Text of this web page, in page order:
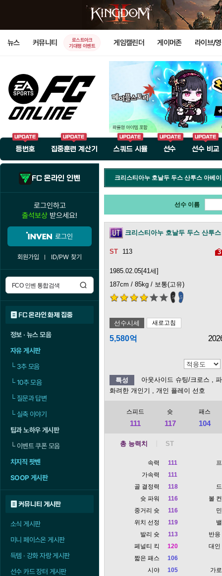
뉴스 커뮤니티
로스트아크
기대평 이벤트
게임캘린더 게이머존 라이브/
등번호 집중훈련 계산기 스쿼드 시뮬 선수 선수 비교
FC 온라인 인벤
로그인하고
출석보상 받으세요!
로그인
회원가입 ID/PW 찾기
FC 온라인 화제 집중
정보 · 뉴스 모음
자유 게시판
└3추 모음
└10추 모음
└질문과 답변
└실축 이야기
팁과 노하우 게시판
└이벤트 쿠폰 모음
치지직 팟벤
SOOP 게시판
커뮤니티 게시판
소식 게시판
미니 페이스온 게시판
득템 · 강화 자랑 게시판
선수 카드 장터 게시판
크리스티아누 호날두 두스 산투스 아베
선수 이름
크리스티아누 호날두 두스 산투
113 3
1985.02.05[41세]
187cm / 85kg / 보통(고유)
5 5
선수시세 새로고침
5,580억
특성 아웃사이드 슈팅/크로스
,
화려한 개인기
, 개인 플레이 선호
스피드
111
슛
117
패스
104
총 능력치
속력
111
가속력
111
골 결정력
118
슛 파워
116
중거리 슛
116
위치 선정
119
발리 슛
113
페널티 킥
120
짧은 패스
106
시야
105
볼
반응
대인
가